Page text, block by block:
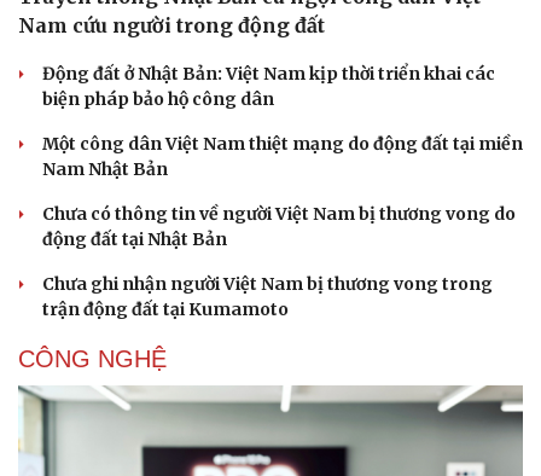
Nam cứu người trong động đất
Động đất ở Nhật Bản: Việt Nam kịp thời triển khai các
biện pháp bảo hộ công dân
Một công dân Việt Nam thiệt mạng do động đất tại miền
Nam Nhật Bản
Chưa có thông tin về người Việt Nam bị thương vong do
động đất tại Nhật Bản
Chưa ghi nhận người Việt Nam bị thương vong trong
trận động đất tại Kumamoto
CÔNG NGHỆ